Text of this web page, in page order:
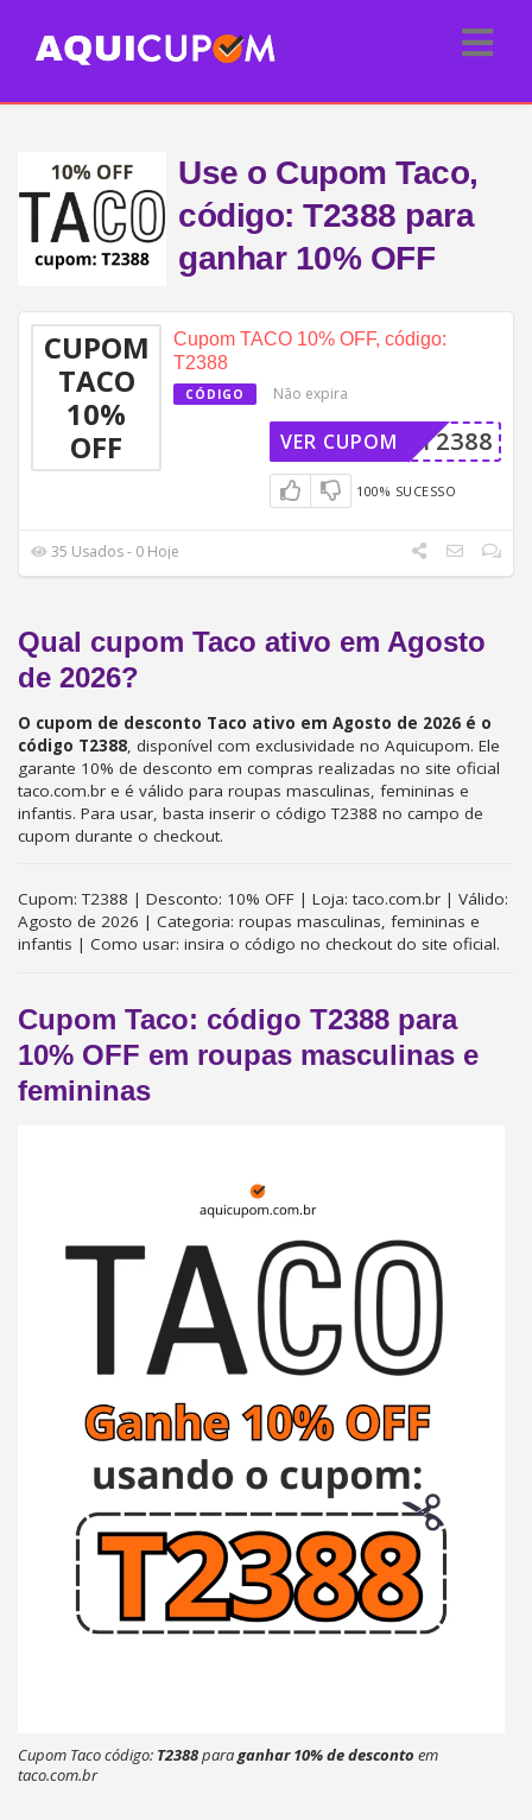
Use o Cupom Taco,
código: T2388 para
ganhar 10% OFF
CUPOM
TACO
10%
OFF
Cupom TACO 10% OFF, código:
T2388
CÓDIGO Não expira
T2388
VER CUPOM
100% SUCESSO
35 Usados - 0 Hoje
Qual cupom Taco ativo em Agosto
de 2026?
O cupom de desconto Taco ativo em Agosto de 2026 é o
código T2388, disponível com exclusividade no Aquicupom. Ele
garante 10% de desconto em compras realizadas no site oficial
taco.com.br e é válido para roupas masculinas, femininas e
infantis. Para usar, basta inserir o código T2388 no campo de
cupom durante o checkout.
Cupom: T2388 | Desconto: 10% OFF | Loja: taco.com.br | Válido:
Agosto de 2026 | Categoria: roupas masculinas, femininas e
infantis | Como usar: insira o código no checkout do site oficial.
Cupom Taco: código T2388 para
10% OFF em roupas masculinas e
femininas
Cupom Taco código: T2388paraganhar 10% de desconto em
taco.com.br